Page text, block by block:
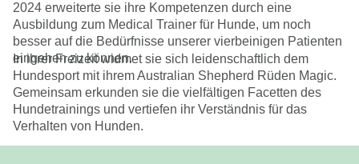
2024 erweiterte sie ihre Kompetenzen durch eine
Ausbildung zum Medical Trainer für Hunde, um noch
besser auf die Bedürfnisse unserer vierbeinigen Patienten
eingehen zu können.
In ihrer Freizeit widmet sie sich leidenschaftlich dem
Hundesport mit ihrem Australian Shepherd Rüden Magic.
Gemeinsam erkunden sie die vielfältigen Facetten des
Hundetrainings und vertiefen ihr Verständnis für das
Verhalten von Hunden.